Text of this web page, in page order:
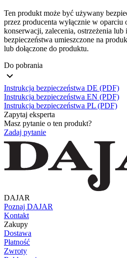
Ten produkt może być używany
przez producenta wyłącznie w
konserwacji, zalecenia, ostrzeżenia lub
bezpieczeństwa umieszczone na
lub dołączone do produktu.
Do pobrania
Instrukcja bezpieczeństwa DE (PDF)
Instrukcja bezpieczeństwa EN (PDF)
Instrukcja bezpieczeństwa PL (PDF)
Zapytaj eksperta
Masz pytanie o ten produkt?
Zadaj pytanie
DAJAR
Poznaj DAJAR
Kontakt
Zakupy
Dostawa
Płatność
Zwroty